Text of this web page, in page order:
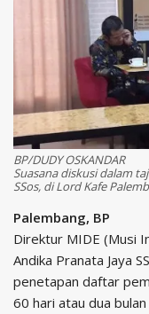
BP/DUDY OSKANDAR
Suasana diskusi dalam
SSos, di Lord Kafe
Palembang, BP
Direktur MIDE (Musi
Andika Pranata Jaya
penetapan daftar
60 hari atau dua